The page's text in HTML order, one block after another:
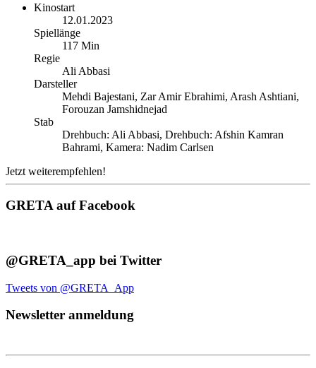
Kinostart
12.01.2023
Spiellänge
117 Min
Regie
Ali Abbasi
Darsteller
Mehdi Bajestani, Zar Amir Ebrahimi, Arash Ashtiani,
Forouzan Jamshidnejad
Stab
Drehbuch: Ali Abbasi, Drehbuch: Afshin Kamran
Bahrami, Kamera: Nadim Carlsen
Jetzt weiterempfehlen!
GRETA auf Facebook
@GRETA_app bei Twitter
Tweets von @GRETA_App
Newsletter anmeldung